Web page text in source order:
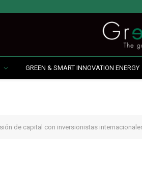
GREEN & SMART INNOVATION ENERGY
de capital con inversionistas